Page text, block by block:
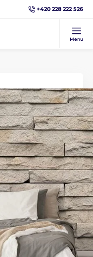
+420 228 222 526
Menu